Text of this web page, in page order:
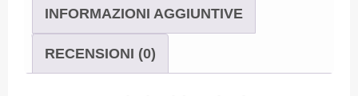
INFORMAZIONI AGGIUNTIVE
RECENSIONI (0)